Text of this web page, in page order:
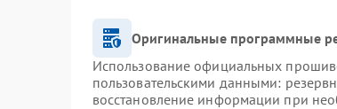
Оригинальные программные
Использование официальных
пользовательскими данными:
восстановление информации при